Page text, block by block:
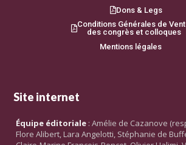
Dons & Legs
Conditions Générales de
des congrès et colloques
Mentions légales
Site internet
Équipe éditoriale : Amélie de Cazanove
Flore Alibert, Lara Angelotti, Stéphanie de